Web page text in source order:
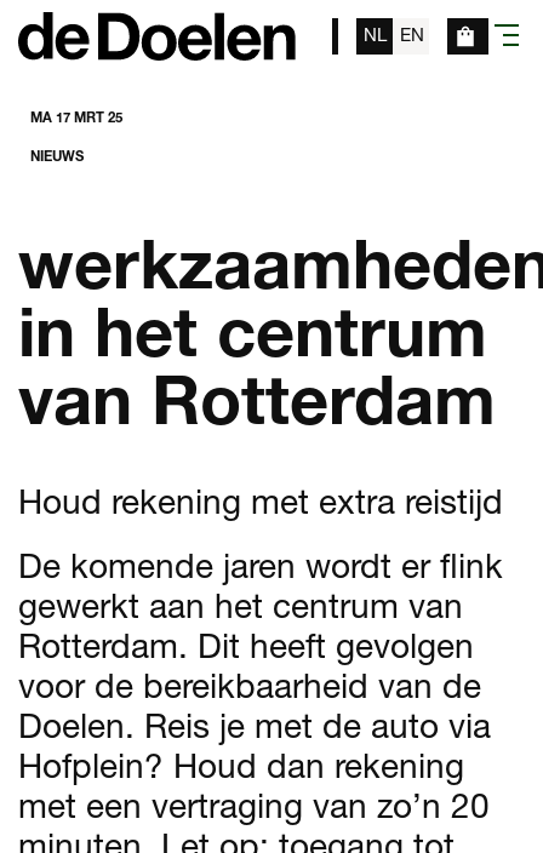
NL EN menu
NIEUWS
MA 17 MRT 25
in het centrum
van Rotterdam
Houd rekening met extra reistijd
De komende jaren wordt er flink
gewerkt aan het centrum van
Rotterdam. Dit heeft gevolgen
voor de bereikbaarheid van de
Doelen. Reis je met de auto via
Hofplein? Houd dan rekening
met een vertraging van zo’n 20